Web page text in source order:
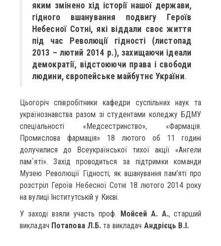
яким змінено хід історії нашої держави,
гідного вшанування подвигу Героїв
Небесної Сотні, які віддали своє життя
під час Революції гідності (листопад
2013 – лютий 2014 р.), захищаючи ідеали
демократії, відстоюючи права і свободи
людини, європейське майбутнє України.
Цьогоріч співробітники кафедри суспільних наук та
українознавства разом зі студентами коледжу БДМУ
спеціальності «Медсестринство», «Фармація.
Промислова фармація» 18 лютого об 11 годині
долучилися до Всеукраїнської тихої акції «Ангели
пам`яті». Захід проводиться за підтримки команди
Музею Революції Гідності, як вшанування пам’яті про
розстріл Героїв Небесної Сотні 18 лютого 2014 року
на вулиці Інститутській у Києві.
У заході взяли участь проф. Мойсей А. А., старший
викладач Потапова Л.Б.та викладач Андрієць В.І.